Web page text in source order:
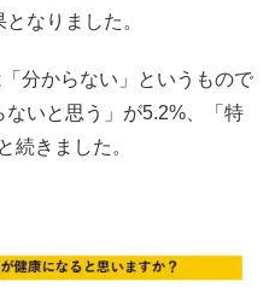
なりました。
分からない」というもので
いと思う」が5.2%、「特
続きました。